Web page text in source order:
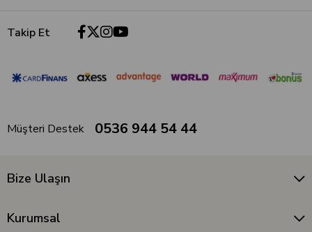
Takip Et
Müşteri Destek 0536 944 54 44
Bize Ulaşın
Kurumsal